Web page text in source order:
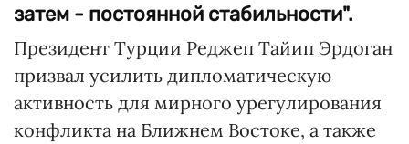
затем - постоянной стабильности".
Президент Турции Реджеп Тайип Эрдоган
призвал усилить дипломатическую
активность для мирного урегулирования
конфликта на Ближнем Востоке, а также